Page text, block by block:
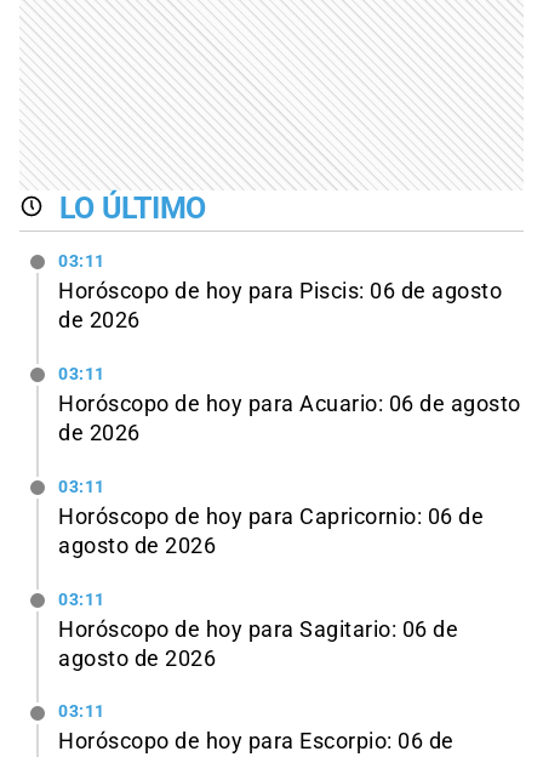
LO ÚLTIMO
03:11
Horóscopo de hoy para Piscis: 06 de agosto
de 2026
03:11
Horóscopo de hoy para Acuario: 06 de agosto
de 2026
03:11
Horóscopo de hoy para Capricornio: 06 de
agosto de 2026
03:11
Horóscopo de hoy para Sagitario: 06 de
agosto de 2026
03:11
Horóscopo de hoy para Escorpio: 06 de